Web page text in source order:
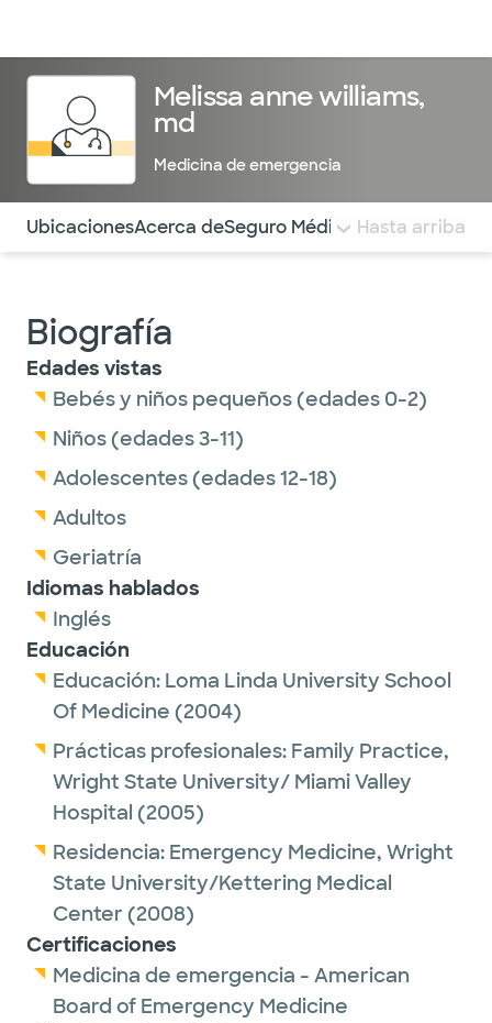
Melissa anne williams,
md
Medicina de emergencia
Utilice esta navegación para saltar rápidamente a
UbicacionesAcerca deSeguro Médico COMENTARIOS
Hasta arriba
Biografía
Edades vistas
Bebés y niños pequeños (edades 0-2)
Niños (edades 3-11)
Adolescentes (edades 12-18)
Adultos
Geriatría
Idiomas hablados
Inglés
Educación
Educación: Loma Linda University School
Of Medicine (2004)
Prácticas profesionales: Family Practice,
Wright State University/ Miami Valley
Hospital (2005)
Residencia: Emergency Medicine, Wright
State University/Kettering Medical
Center (2008)
Certificaciones
Medicina de emergencia - American
Board of Emergency Medicine